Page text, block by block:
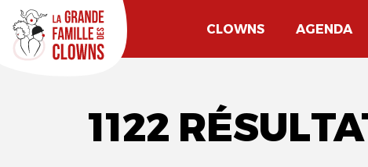
CLOWNS AGENDA
1122